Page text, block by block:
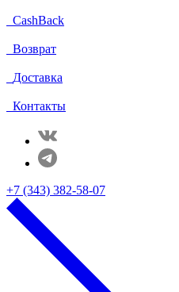
CashBack
Возврат
Доставка
Контакты
+7 (343) 382-58-07